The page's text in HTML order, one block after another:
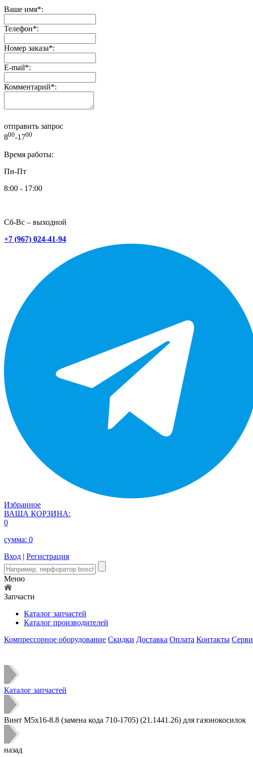
Ваше имя*:
Телефон*:
Номер заказа*:
E-mail*:
Комментарий*:
отправить запрос
800-1700
Время работы:
Пн-Пт
8:00 - 17:00
Сб-Вс – выходной
+7 (967) 024-41-94
Избранное
ВАША КОРЗИНА:
0
сумма: 0
Вход | Регистрация
Меню
Запчасти
Каталог запчастей
Каталог производителей
Компрессорное оборудование Скидки Доставка Оплата Контакты
Каталог запчастей
Винт M5х16-8.8 (замена кода 710-1705) (21.1441.26) для газонокосилок
назад